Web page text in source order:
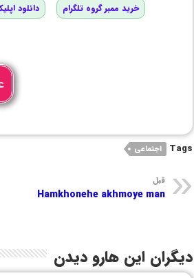
خرید ممبر گروه تلگرام دانلود
Tags اجتماعی
قبل
Hamkhonehe akhmoye man
دیگران این هارو دیدن